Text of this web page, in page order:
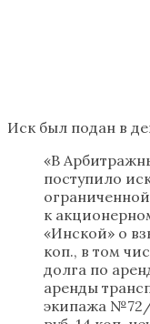
Иск был подан в
«В
поступило
к
«Инской» о
коп., в том
долга по
аренды
экипажа №72/